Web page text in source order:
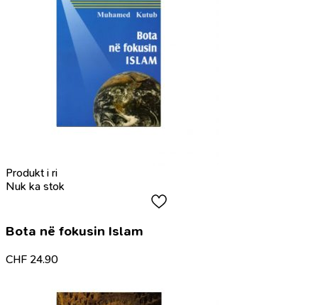
Produkt i ri
Nuk ka stok
Bota në fokusin Islam
CHF 24.90